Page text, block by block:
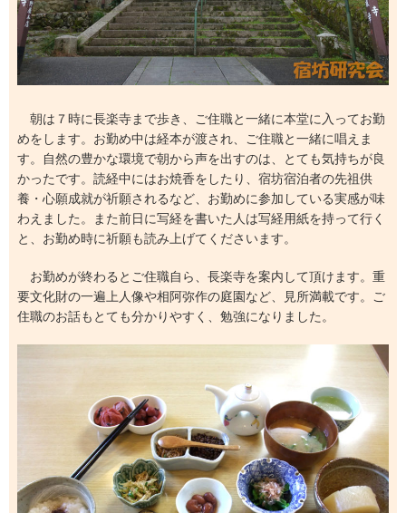
朝は７時に長楽寺まで歩き、ご住職と一緒に本堂に入ってお勤
めをします。お勤め中は経本が渡され、ご住職と一緒に唱えま
す。自然の豊かな環境で朝から声を出すのは、とても気持ちが良
かったです。読経中にはお焼香をしたり、宿坊宿泊者の先祖供
養・心願成就が祈願されるなど、お勤めに参加している実感が味
わえました。また前日に写経を書いた人は写経用紙を持って行く
と、お勤め時に祈願も読み上げてくださいます。
お勤めが終わるとご住職自ら、長楽寺を案内して頂けます。重
要文化財の一遍上人像や相阿弥作の庭園など、見所満載です。ご
住職のお話もとても分かりやすく、勉強になりました。